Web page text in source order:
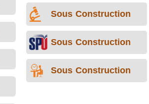
Sous Construction
Sous Construction
Sous Construction